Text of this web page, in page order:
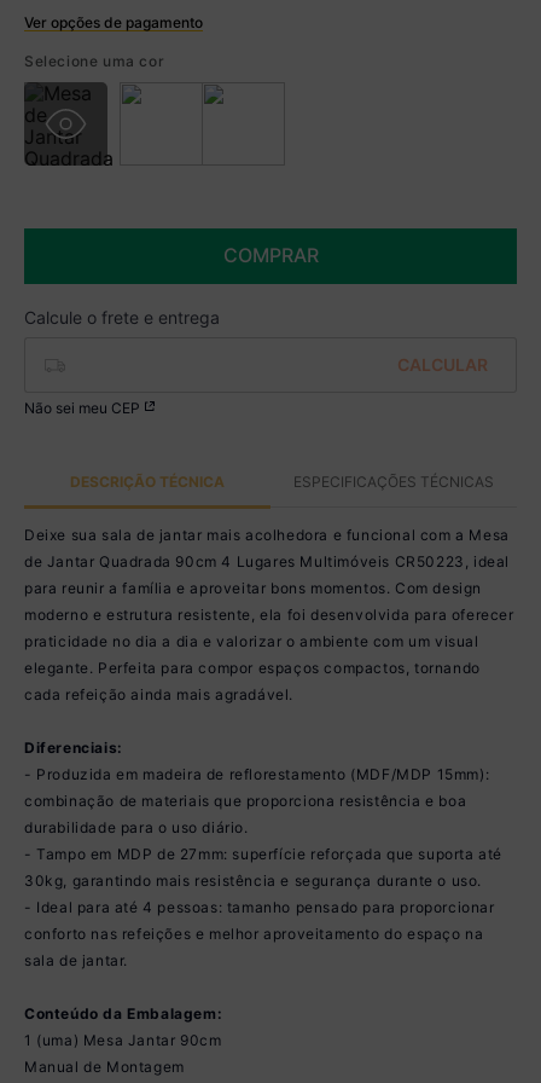
Ver opções de pagamento
R$ 379,99 à vista no Boleto
(5% de desconto)
Você economiza
Selecione uma cor
COMPRAR
Não sei meu CEP
DESCRIÇÃO TÉCNICA ESPECIFICAÇÕES TÉCNICAS
Deixe sua sala de jantar mais acolhedora e funcional com a Mesa
de Jantar Quadrada 90cm 4 Lugares Multimóveis CR50223, ideal
para reunir a família e aproveitar bons momentos. Com design
moderno e estrutura resistente, ela foi desenvolvida para oferecer
praticidade no dia a dia e valorizar o ambiente com um visual
elegante. Perfeita para compor espaços compactos, tornando
cada refeição ainda mais agradável.
Diferenciais:
- Produzida em madeira de reflorestamento (MDF/MDP 15mm):
combinação de materiais que proporciona resistência e boa
durabilidade para o uso diário.
- Tampo em MDP de 27mm: superfície reforçada que suporta até
30kg, garantindo mais resistência e segurança durante o uso.
- Ideal para até 4 pessoas: tamanho pensado para proporcionar
conforto nas refeições e melhor aproveitamento do espaço na
sala de jantar.
Conteúdo da Embalagem:
1 (uma) Mesa Jantar 90cm
Manual de Montagem